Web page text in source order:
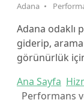
Adana
Adana odaklı
giderip,
görünürlük
Ana Sayfa
Performans